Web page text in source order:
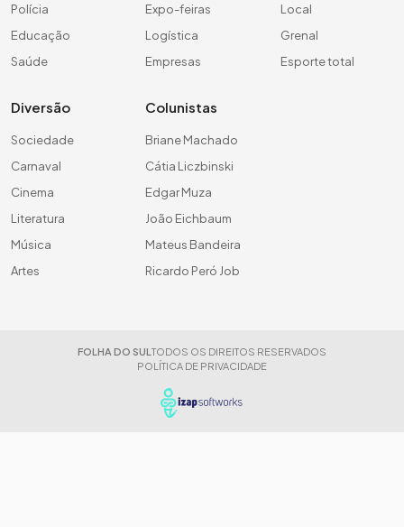
Polícia
Educação
Saúde
Expo-feiras
Logística
Empresas
Local
Grenal
Esporte total
Diversão
Sociedade
Carnaval
Cinema
Literatura
Música
Artes
Colunistas
Briane Machado
Cátia Liczbinski
Edgar Muza
João Eichbaum
Mateus Bandeira
Ricardo Peró Job
FOLHA DO SUL TODOS OS DIREITOS RESERVADOS
POLÍTICA DE PRIVACIDADE